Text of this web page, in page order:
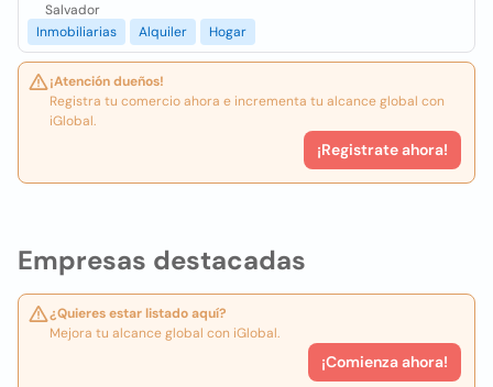
Empresas destacadas
¿Quieres estar listado aquí?
Mejora tu alcance global con iGlobal.
¡Comienza ahora!
Salvador
Inmobiliarias
Alquiler Hogar
¡Atención dueños!
Registra tu comercio ahora e incrementa tu alcance global con
iGlobal.
¡Registrate ahora!